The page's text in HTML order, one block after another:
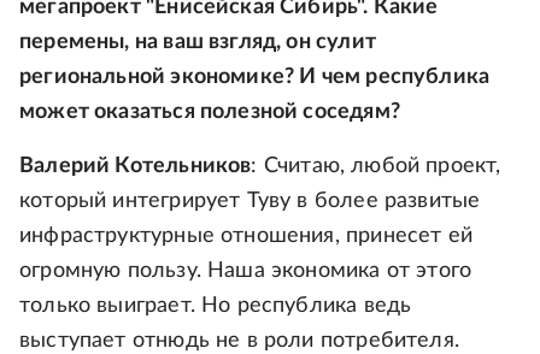
мегапроект "Енисейская Сибирь". Какие
перемены, на ваш взгляд, он сулит
региональной экономике? И чем республика
может оказаться полезной соседям?
Валерий Котельников: Считаю, любой проект,
который интегрирует Туву в более развитые
инфраструктурные отношения, принесет ей
огромную пользу. Наша экономика от этого
только выиграет. Но республика ведь
выступает отнюдь не в роли потребителя.